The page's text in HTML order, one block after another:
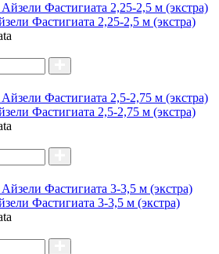
Фастигиата 2,25-2,5 м (экстра)
Фастигиата 2,5-2,75 м (экстра)
Фастигиата 3-3,5 м (экстра)